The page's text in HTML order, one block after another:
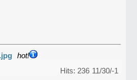
hot!
11/30/-1
Hits: 236